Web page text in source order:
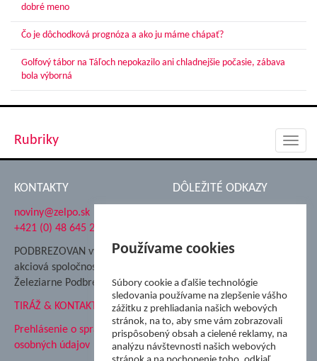
dobré meno
Čo je dôchodková prognóza a ako ju máme chápať?
Golfový tábor na Táľoch nepokazilo ani chladnejšie počasie, zábava
bola výborná
Rubriky
KONTAKTY
noviny@zelpo.sk
+421 (0) 48 645 2711
PODBREZOVAN vydáva
akciová spoločnosť
Železiarne Podbrezová
TIRÁŽ & KONTAKT
Prehlásenie o spracovaní
osobných údajov
DÔLEŽITÉ ODKAZY
Nadácia Železiarne
ŽP Informatika s.r.o.
ŠK Železiarne Podbrezová
Tále a.s.
Používame cookies
Súbory cookie a ďalšie technológie
sledovania používame na zlepšenie vášho
zážitku z prehliadania našich webových
stránok, na to, aby sme vám zobrazovali
prispôsobený obsah a cielené reklamy, na
analýzu návštevnosti našich webových